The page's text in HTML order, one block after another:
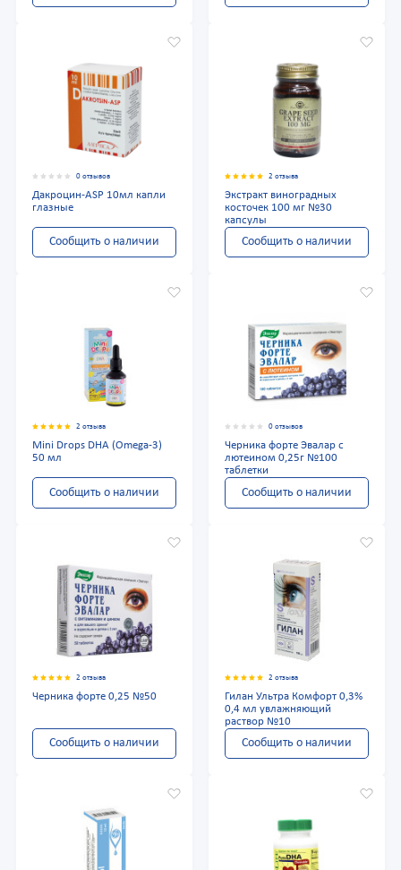
0 отзывов
Дакроцин-ASP 10мл капли
глазные
Сообщить о наличии
2 отзыва
Экстракт виноградных
косточек 100 мг №30
капсулы
Сообщить о наличии
2 отзыва
Mini Drops DHA (Omega-3)
50 мл
Сообщить о наличии
0 отзывов
Черника форте Эвалар с
лютеином 0,25г №100
таблетки
Сообщить о наличии
2 отзыва
Черника форте 0,25 №50
Сообщить о наличии
2 отзыва
Гилан Ультра Комфорт 0,3%
0,4 мл увлажняющий
раствор №10
Сообщить о наличии